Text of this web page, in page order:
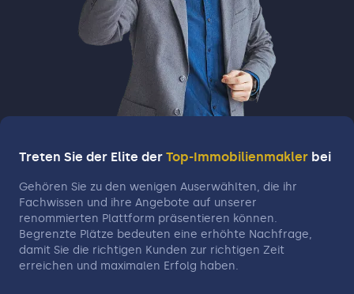
Treten Sie der Elite der Top-Immobilienmakler bei
Gehören Sie zu den wenigen Auserwählten, die ihr
Fachwissen und ihre Angebote auf unserer
renommierten Plattform präsentieren können.
Begrenzte Plätze bedeuten eine erhöhte Nachfrage,
damit Sie die richtigen Kunden zur richtigen Zeit
erreichen und maximalen Erfolg haben.